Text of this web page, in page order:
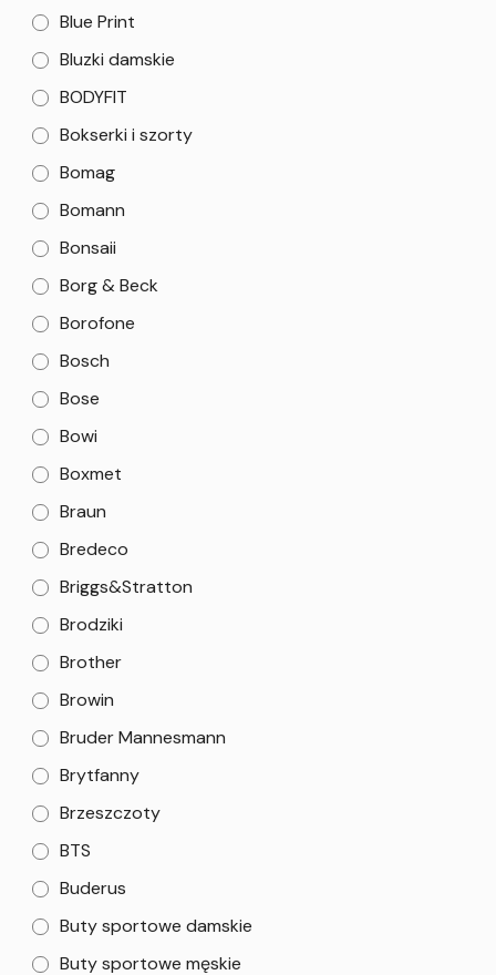
Blue Print
Bluzki damskie
BODYFIT
Bokserki i szorty
Bomag
Bomann
Bonsaii
Borg & Beck
Borofone
Bosch
Bose
Bowi
Boxmet
Braun
Bredeco
Briggs&Stratton
Brodziki
Brother
Browin
Bruder Mannesmann
Brytfanny
Brzeszczoty
BTS
Buderus
Buty sportowe damskie
Buty sportowe męskie